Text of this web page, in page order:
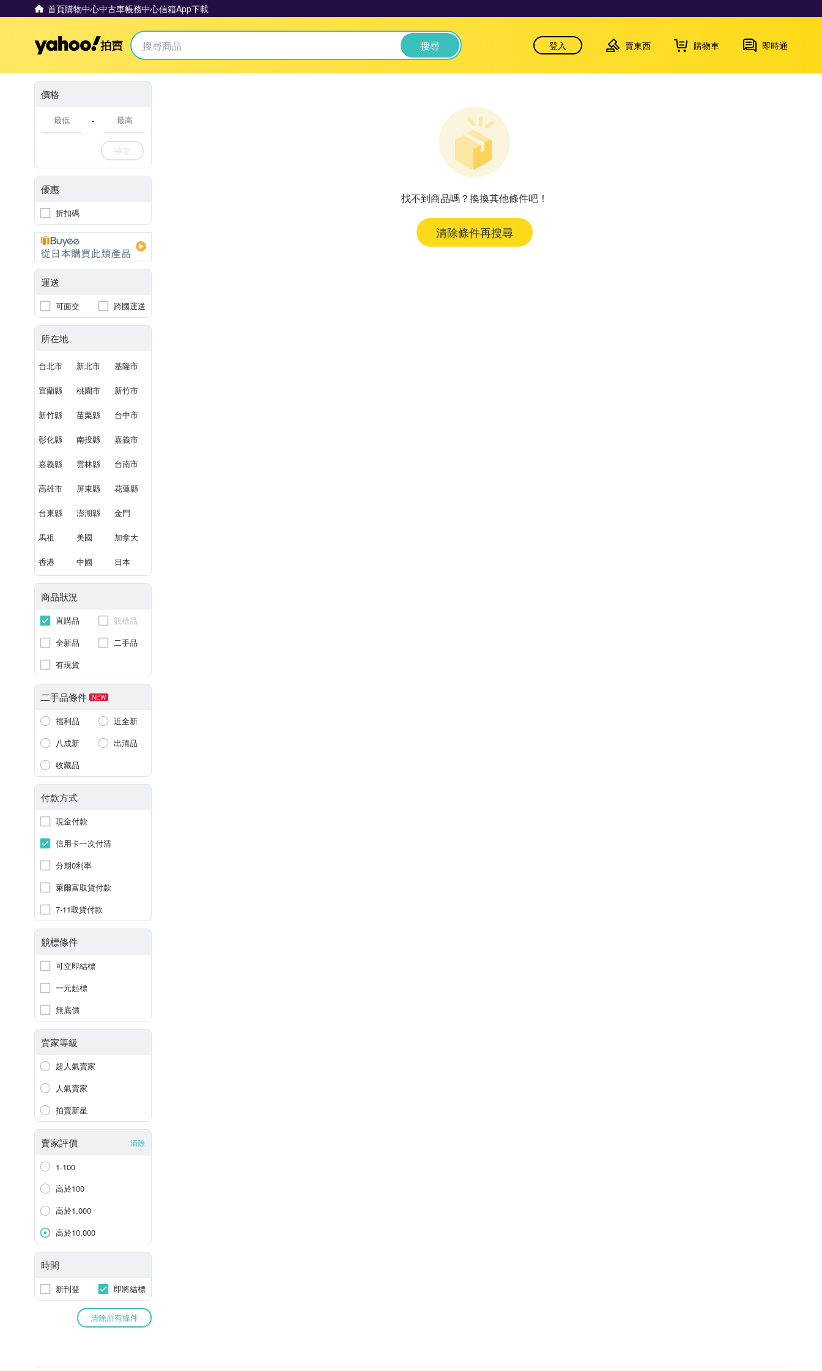
首頁購物中心中古車帳務中心信箱App下載
Yahoo拍賣 搜尋 登入 賣東西 購物車 即時通
價格
-
確定
優惠
折扣碼
運送
可面交 跨國運送
所在地
台北市 新北市 基隆市
宜蘭縣 桃園市 新竹市
新竹縣 苗栗縣 台中市
彰化縣 南投縣 嘉義市
嘉義縣 雲林縣 台南市
高雄市 屏東縣 花蓮縣
台東縣 澎湖縣 金門
馬祖 美國 加拿大
香港 中國 日本
商品狀況
直購品
競標品
全新品
二手品
有現貨
二手品條件 NEW
福利品
近全新
八成新
出清品
收藏品
付款方式
現金付款
信用卡一次付清
分期0利率
萊爾富取貨付款
7-11取貨付款
競標條件
可立即結標
一元起標
無底價
賣家等級
超人氣賣家
人氣賣家
拍賣新星
賣家評價 清除
1-100
高於100
高於1,000
高於10,000
時間
新刊登 即將結標
清除所有條件
找不到商品嗎？換換其他條件吧！
清除條件再搜尋